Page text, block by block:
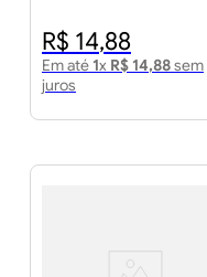
R$ 14,88
Em até 1x R$ 14,88sem
juros